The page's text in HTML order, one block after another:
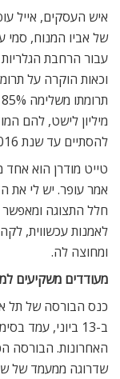
איש העסקים, אייל
עבור הרחבת
וכאות הוקרה על
מיליון לישט, להם
להסתיים עד שנת 2016.
טייט מודרן הוא אחד
אמר עופר. יש לי את
חלל התצוגה ומאפשר
לאמנות עכשווית,
ומחוצה לה.
מעודדים משקיעים
כנס הבורסה של תל
ב-13 ביוני, עמד
האחרונות. הבורסה
שדרוגה ממעמד של